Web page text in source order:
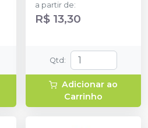
a partir de:
R$ 13,30
Qtd :
Adicionar ao
Carrinho